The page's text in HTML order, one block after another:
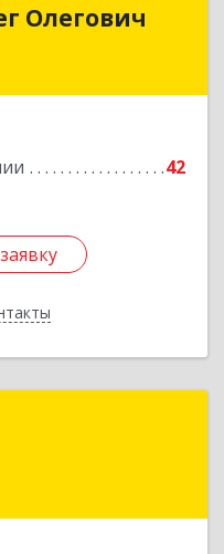
Олегович
42
Славянский р-н,